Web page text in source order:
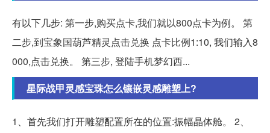
有以下几步: 第一步,购买点卡,我们就以800点卡为例。 第
二步,到宝象国葫芦精灵点击兑换 点卡比例1:10, 我们输入8
000,点击兑换。 第三步, 登陆手机梦幻西...
星际战甲灵感宝珠怎么镶嵌灵感雕塑上?
1、首先我们打开雕塑配置所在的位置:振幅晶体舱。 2、